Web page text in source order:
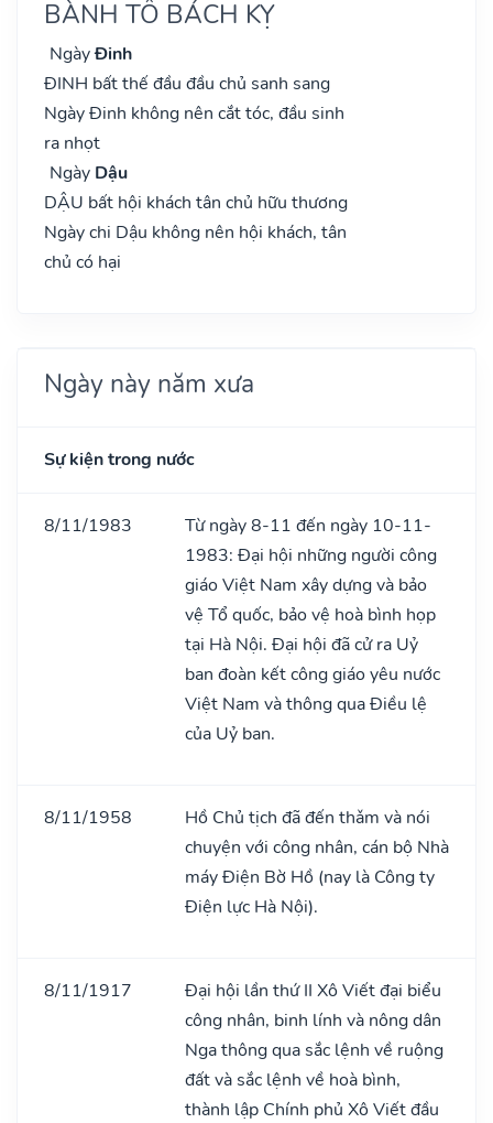
BÀNH TỔ BÁCH KỴ
NgàyĐinh
ĐINH bất thế đầu đầu chủ sanh sang
Ngày Đinh không nên cắt tóc, đầu sinh
ra nhọt
Ngày Dậu
DẬU bất hội khách tân chủ hữu thương
Ngày chi Dậu không nên hội khách, tân
chủ có hại
Ngày này năm xưa
Sự kiện trong nước
8/11/1983
Từ ngày 8-11 đến ngày 10-11-
1983: Đại hội những người công
giáo Việt Nam xây dựng và bảo
vệ Tổ quốc, bảo vệ hoà bình họp
tại Hà Nội. Đại hội đã cử ra Uỷ
ban đoàn kết công giáo yêu nước
Việt Nam và thông qua Điều lệ
của Uỷ ban.
8/11/1958
Hồ Chủ tịch đã đến thǎm và nói
chuyện với công nhân, cán bộ Nhà
máy Điện Bờ Hồ (nay là Công ty
Điện lực Hà Nội).
8/11/1917
Đại hội lần thứ II Xô Viết đại biểu
công nhân, binh lính và nông dân
Nga thông qua sắc lệnh về ruộng
đất và sắc lệnh về hoà bình,
thành lập Chính phủ Xô Viết đầu